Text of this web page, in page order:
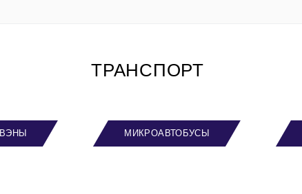
ТРАНСПОРТ
МИКРОАВТОБУСЫ